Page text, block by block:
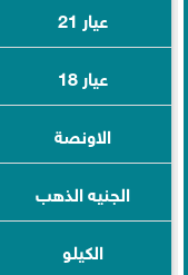
عيار 21
عيار 18
الاونصة
الجنيه الذهب
الكيلو